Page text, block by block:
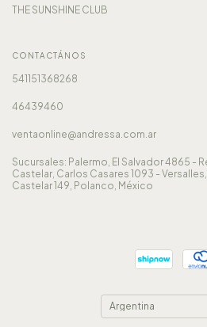
THE SUNSHINE CLUB
CONTACTÁNOS
541151368268
46439460
ventaonline@andressa.com.ar
Sucursales: Palermo, El Salvador 4865 -
Castelar, Carlos Casares 1093 -
Castelar 149, Polanco, México